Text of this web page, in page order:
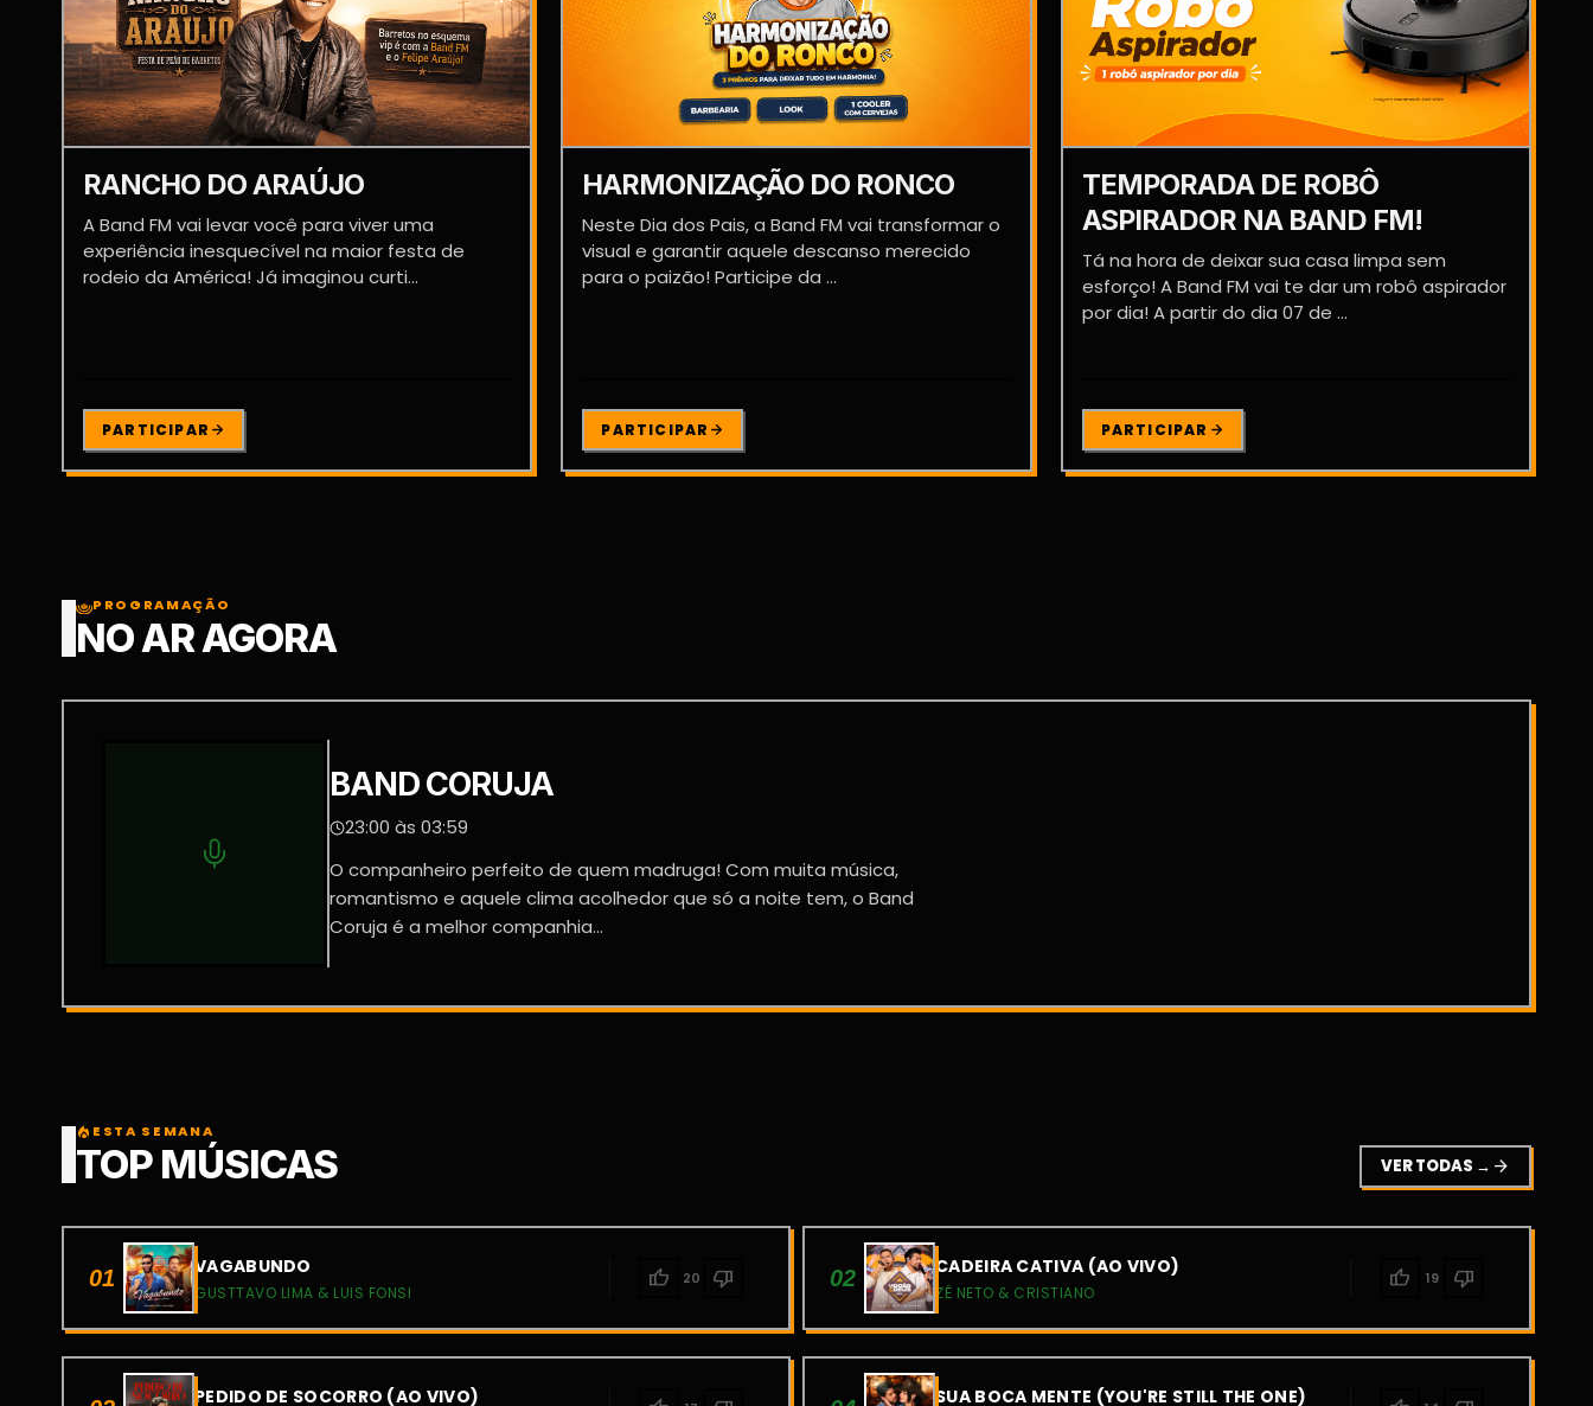
RANCHO DO ARAÚJO
A Band FM vai levar você para viver uma
experiência inesquecível na maior festa de
rodeio da América! Já imaginou curti...
PARTICIPAR
HARMONIZAÇÃO DO RONCO
Neste Dia dos Pais, a Band FM vai transformar o
visual e garantir aquele descanso merecido
para o paizão! Participe da ...
PARTICIPAR
TEMPORADA DE ROBÔ
ASPIRADOR NA BAND FM!
Tá na hora de deixar sua casa limpa sem
esforço! A Band FM vai te dar um robô aspirador
por dia! A partir do dia 07 de ...
PARTICIPAR
PROGRAMAÇÃO
NO AR AGORA
BAND CORUJA
23:00 às 03:59
O companheiro perfeito de quem madruga! Com muita música,
romantismo e aquele clima acolhedor que só a noite tem, o Band
Coruja é a melhor companhia...
local_fire_department ESTA SEMANA
TOP MÚSICAS VER TODAS → arrow_forward
01 VAGABUNDO
GUSTTAVO LIMA & LUIS FONSI
thumb_up 20 thumb_down 02 CADEIRA CATIVA (AO VIVO)
ZÉ NETO & CRISTIANO
thumb_up 19 thumb_down
PEDIDO DE SOCORRO (AO VIVO) SUA BOCA MENTE (YOU'RE STILL THE ONE)